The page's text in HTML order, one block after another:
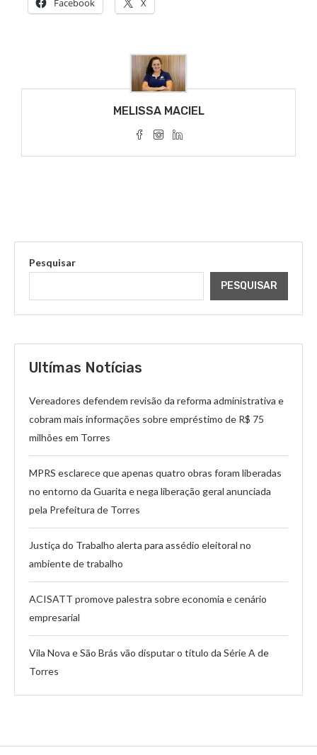
Facebook X
MELISSA MACIEL
Pesquisar
PESQUISAR
Ultímas Notícias
Vereadores defendem revisão da reforma administrativa e
cobram mais informações sobre empréstimo de R$ 75
milhões em Torres
MPRS esclarece que apenas quatro obras foram liberadas
no entorno da Guarita e nega liberação geral anunciada
pela Prefeitura de Torres
Justiça do Trabalho alerta para assédio eleitoral no
ambiente de trabalho
ACISATT promove palestra sobre economia e cenário
empresarial
Vila Nova e São Brás vão disputar o título da Série A de
Torres